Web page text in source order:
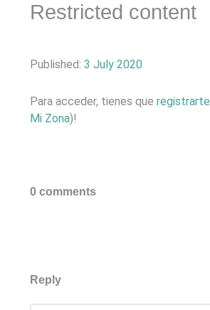
Restricted content
Published: 3 July 2020
Para acceder, tienes que registrarte
Mi Zona)!
0 comments
Reply